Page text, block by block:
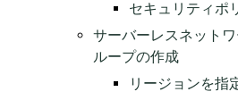
セキュリティポ
サーバーレスネット
ループの作成
リージョンを指